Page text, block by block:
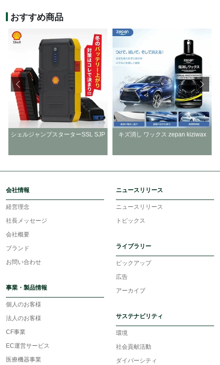
おすすめ商品
シェルジャンプスターターSSL SJP キズ消し ワックス zepan kiziwax
会社情報
経営理念
社長メッセージ
会社概要
ブランド
お問い合わせ
事業・製品情報
個人のお客様
法人のお客様
CF事業
EC運営サービス
医療機器事業
ニュースリリース
ニュースリリース
トピックス
ライブラリー
ピックアップ
広告
アーカイブ
サステナビリティ
環境
社会貢献活動
ダイバーシティ